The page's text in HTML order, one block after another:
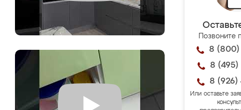
Позвоните
8 (800)
8 (495)
8 (926)
Или оставьте